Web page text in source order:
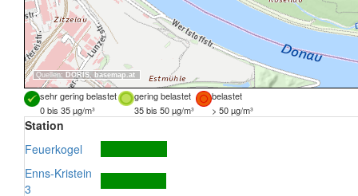
Quellen: DORIS, basemap.at
sehr gering belastet gering belastet
belastet
0 bis 35 µg/m³
35 bis 50 µg/m³ > 50 µg/m³
Station
Feuerkogel
Enns-Kristein
3